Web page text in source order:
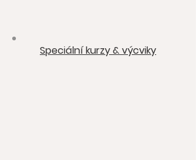
Speciální kurzy & výcviky